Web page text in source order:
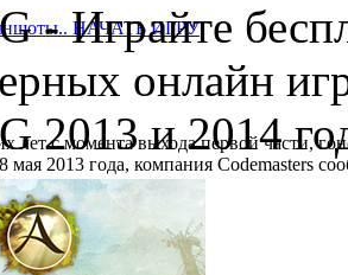
НАЧАТЬ ИГРУ
лет с момента выхода первой части,
мая 2013 года, компания Codemasters
поколений.
НАЧАТЬ ИГРУ
-Играйте
онлайн
2013 и 2014